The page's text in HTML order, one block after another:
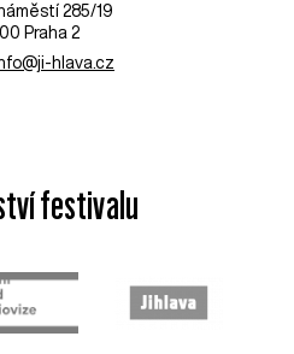
285/19
Praha 2
hlava.cz
festivalu